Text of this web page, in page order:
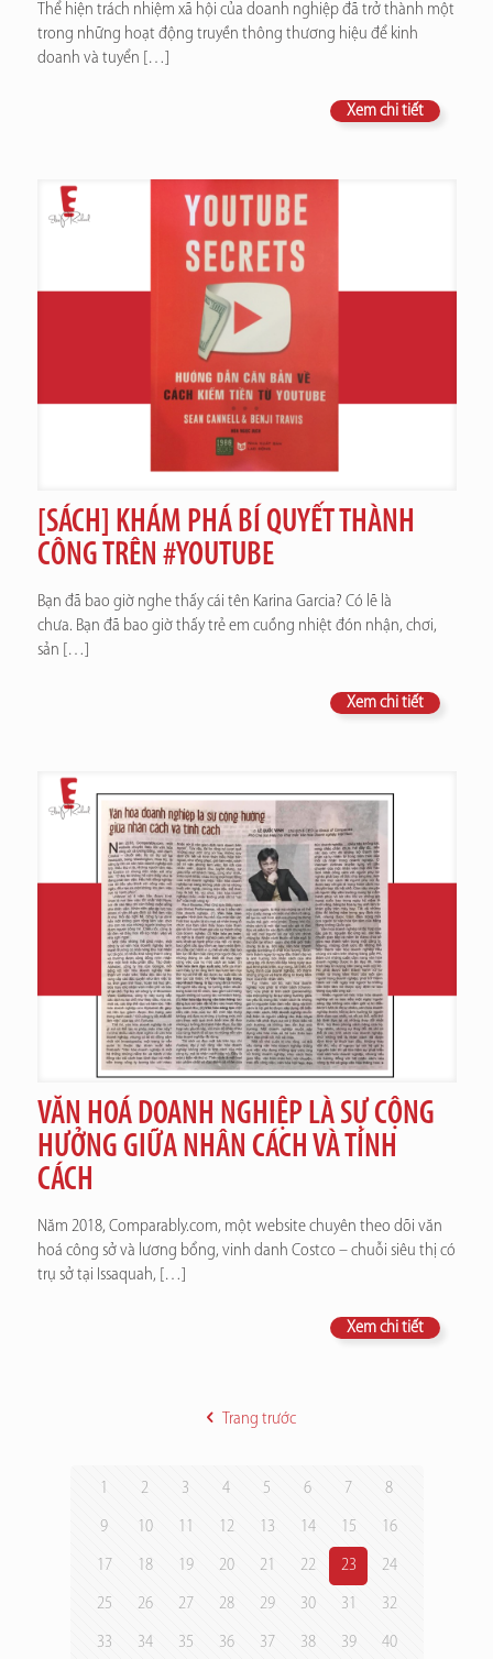
Thể hiện trách nhiệm xã hội của doanh nghiệp đã trở thành một
trong những hoạt động truyền thông thương hiệu để kinh
doanh và tuyển […]
Xem chi tiết
[SÁCH] KHÁM PHÁ BÍ QUYẾT THÀNH
CÔNG TRÊN #YOUTUBE
Bạn đã bao giờ nghe thấy cái tên Karina Garcia? Có lẽ là
chưa. Bạn đã bao giờ thấy trẻ em cuồng nhiệt đón nhận, chơi,
sản […]
Xem chi tiết
VĂN HOÁ DOANH NGHIỆP LÀ SỰ CỘNG
HƯỞNG GIỮA NHÂN CÁCH VÀ TÍNH
CÁCH
Năm 2018, Comparably.com, một website chuyên theo dõi văn
hoá công sở và lương bổng, vinh danh Costco – chuỗi siêu thị có
trụ sở tại Issaquah, […]
Xem chi tiết
Trang trước
1 2 3 4 5 6 7 8
9 10 11 12 13 14 15 16
17 18 19 20 21 22 23 24
25 26 27 28 29 30 31 32
33 34 35 36 37 38 39 40